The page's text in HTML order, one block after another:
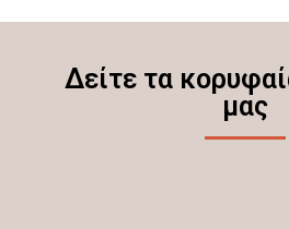
Δείτε τα
μας